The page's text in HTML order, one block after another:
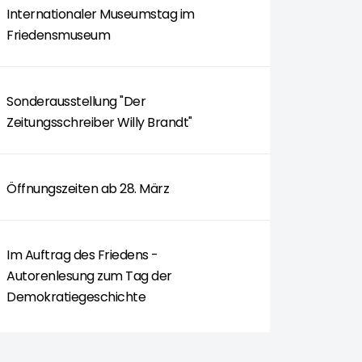
"DER ZEITUNGSSCHREIBER WILLY BRANDT"
Internationaler Museumstag im
Friedensmuseum
Sonderausstellung "Der
Zeitungsschreiber Willy Brandt"
Öffnungszeiten ab 28. März
Im Auftrag des Friedens -
Autorenlesung zum Tag der
Demokratiegeschichte